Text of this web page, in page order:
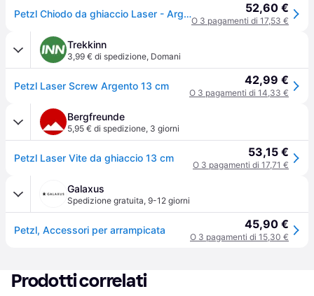
Petzl Chiodo da ghiaccio Laser - Argento 52,60 €
O 3 pagamenti di 17,53 €
Trekkinn
3,99 € di spedizione, Domani
Petzl Laser Screw Argento 13 cm 42,99 €
O 3 pagamenti di 14,33 €
Bergfreunde
5,95 € di spedizione, 3 giorni
Petzl Laser Vite da ghiaccio 13 cm 53,15 €
O 3 pagamenti di 17,71 €
Galaxus
Spedizione gratuita, 9-12 giorni
Petzl, Accessori per arrampicata 45,90 €
O 3 pagamenti di 15,30 €
Prodotti correlati